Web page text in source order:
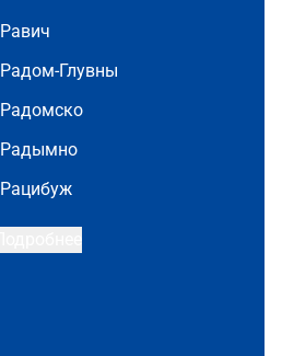
Равич
Радом-Глувны
Радомско
Радымно
Рацибуж